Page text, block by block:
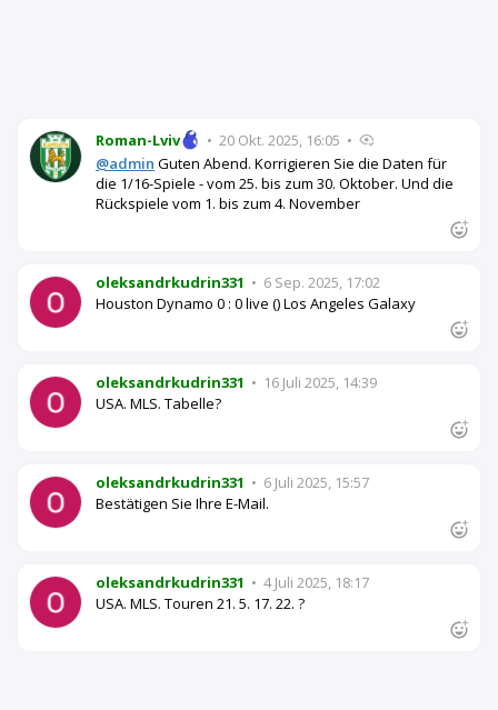
Roman-Lviv • 20 Okt. 2025, 16:05 •
@admin Guten Abend. Korrigieren Sie die Daten für
die 1/16-Spiele - vom 25. bis zum 30. Oktober. Und die
Rückspiele vom 1. bis zum 4. November
oleksandrkudrin331 • 6 Sep. 2025, 17:02
Houston Dynamo 0 : 0 live () Los Angeles Galaxy
oleksandrkudrin331 • 16 Juli 2025, 14:39
USA. MLS. Tabelle?
oleksandrkudrin331 • 6 Juli 2025, 15:57
Bestätigen Sie Ihre E-Mail.
oleksandrkudrin331 • 4 Juli 2025, 18:17
USA. MLS. Touren 21. 5. 17. 22. ?